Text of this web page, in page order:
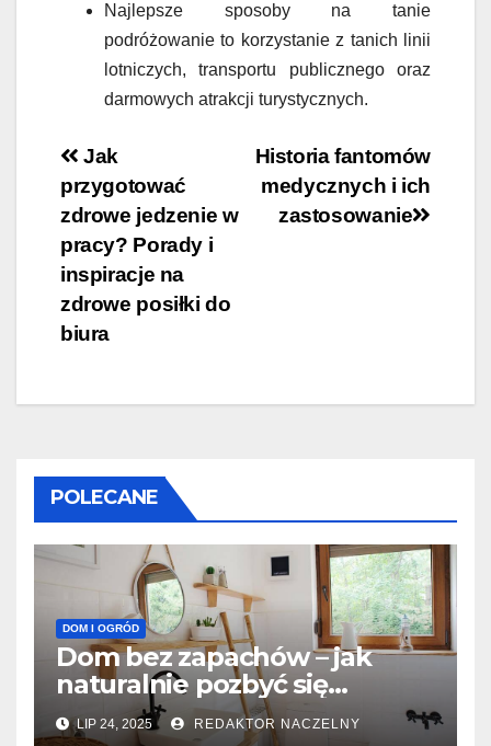
Najlepsze sposoby na tanie
podróżowanie to korzystanie z tanich linii
lotniczych, transportu publicznego oraz
darmowych atrakcji turystycznych.
Nawigacja
wpisu
Historia fantomów
medycznych i ich
zastosowanie
Jak
przygotować
zdrowe jedzenie w
pracy? Porady i
inspiracje na
zdrowe posiłki do
biura
POLECANE
DOM I OGRÓD
Dom bez zapachów – jak
naturalnie pozbyć się
nieprzyjemnych woni z
łazienki i kanalizacji?
LIP 24, 2025 REDAKTOR NACZELNY